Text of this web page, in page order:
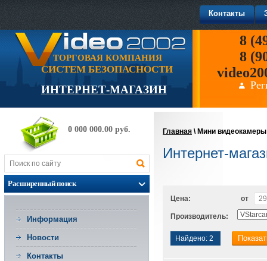
Контакты
0 000 000.00 руб.
Расширенный поиск
Информация
Новости
Контакты
Главная \ Мини видеокамеры
Интернет-
Цена: от
Производитель:
Найдено: 2
ТОРГОВАЯ КОМПАНИЯ
СИСТЕМ БЕЗОПАСНОСТИ
ИНТЕРНЕТ-МАГАЗИН
8
8